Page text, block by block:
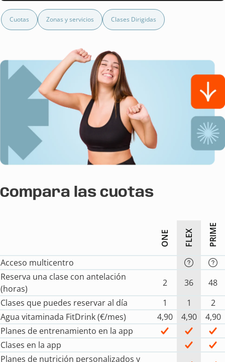
Cuotas Zonas y servicios Clases Dirigidas
Compara las cuotas
ONE FLEX PRIME
Acceso multicentro
Reserva una clase con antelación
(horas)
2 36
48
Clases que puedes reservar al día
1 1
2
Agua vitaminada FitDrink (€/mes)
4,90 4,90
4,90
Planes de entrenamiento en la app
Clases en la app
Planes de nutrición personalizados y